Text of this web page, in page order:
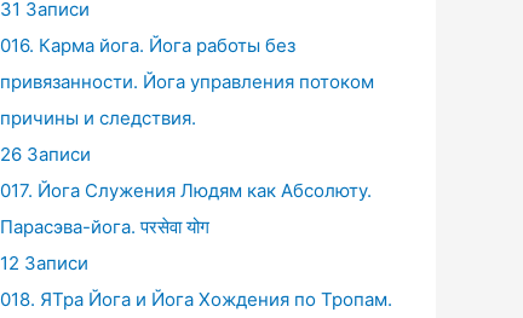
31 Записи
016. Карма йога. Йога работы без
привязанности. Йога управления потоком
причины и следствия.
26 Записи
017. Йога Служения Людям как Абсолюту.
Парасэва-йога. परसेवा योग
12 Записи
018. ЯТра Йога и Йога Хождения по Тропам.